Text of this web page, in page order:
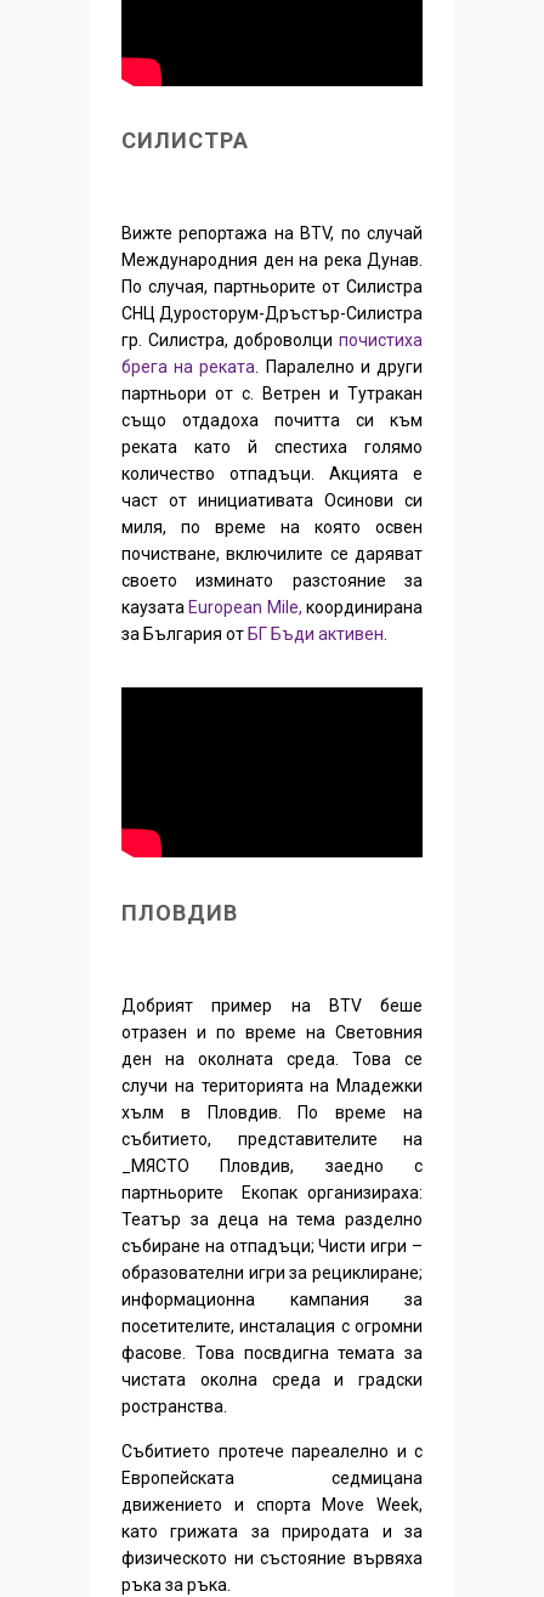
СИЛИСТРА
Вижте репортажа на BTV, по случай
Международния ден на река Дунав.
По случая, партньорите от Силистра
СНЦ Дуросторум-Дръстър-Силистра
гр. Силистра, доброволци почистиха
брега на реката . Паралелно и други
партньори от с. Ветрен и Тутракан
също отдадоха почитта си към
реката като й спестиха голямо
количество отпадъци. Акцията е
част от инициативата Осинови си
миля, по време на която освен
почистване, включилите се даряват
своето изминато разстояние за
каузата European Mile, координирана
за България от БГ Бъди активен
ПЛОВДИВ
Добрият пример на BTV беше
отразен и по време на Световния
ден на околната среда. Това се
случи на територията на Младежки
хълм в Пловдив. По време на
събитието, представителите на
_МЯСТО Пловдив, заедно с
партньорите Екопак организираха:
Театър за деца на тема разделно
събиране на отпадъци; Чисти игри –
образователни игри за рециклиране;
информационна кампания за
посетителите, инсталация с огромни
фасове. Това посвдигна темата за
чистата околна среда и градски
ространства.
Събитието протече пареалелно и с
Европейската седмицана
движението и спорта Move Week,
като грижата за природата и за
физическото ни състояние вървяха
ръка за ръка.